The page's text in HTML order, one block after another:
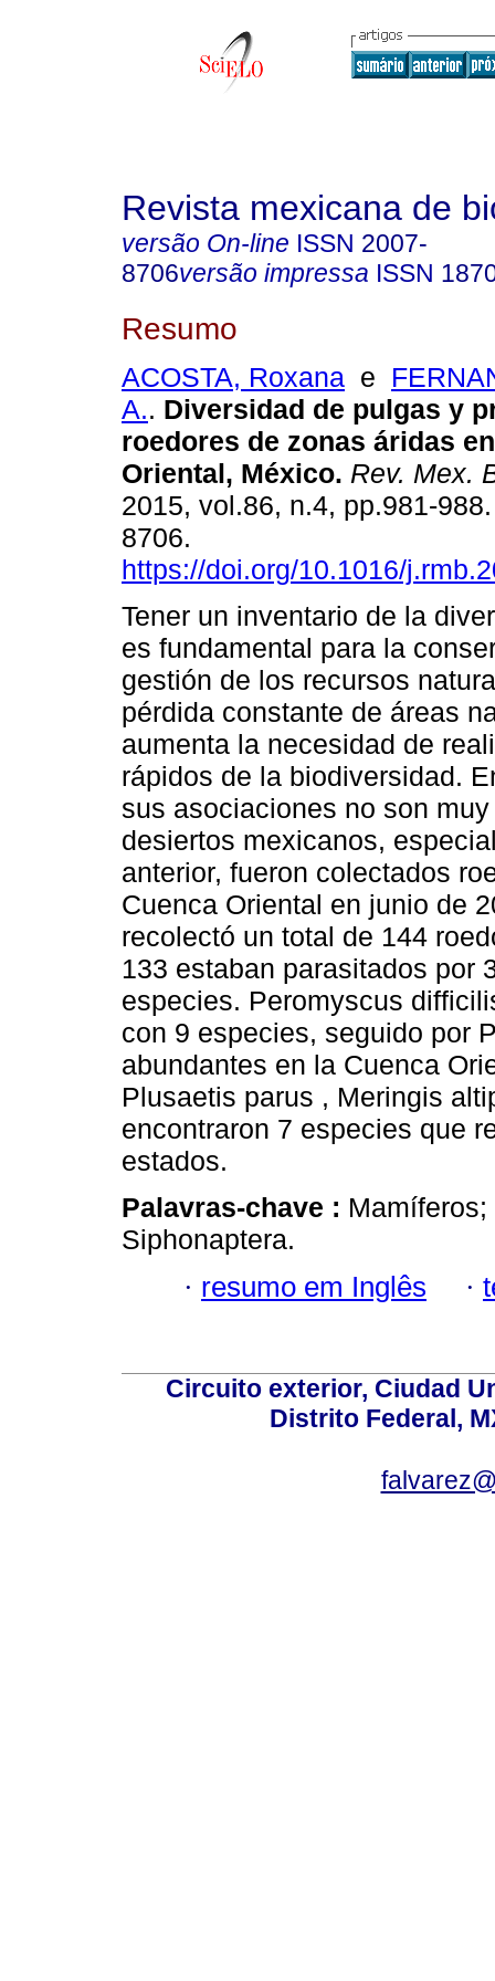
Revista mexicana de
versão On-line ISSN 2007-
8706versão impressa ISSN
Resumo
ACOSTA, Roxana e
A.. Diversidad de pulgas y
roedores de zonas áridas
Oriental, México. Rev. Mex.
2015, vol.86, n.4, pp.981-
8706.
https://doi.org/10.1016/
Tener un inventario de la
es fundamental para la
gestión de los recursos
pérdida constante de áreas
aumenta la necesidad de
rápidos de la biodiversidad.
sus asociaciones no son
desiertos mexicanos,
anterior, fueron colectados
Cuenca Oriental en junio de
recolectó un total de 144
133 estaban parasitados por
especies. Peromyscus
con 9 especies, seguido por
abundantes en la Cuenca
Plusaetis parus , Meringis
encontraron 7 especies que
estados.
Palavras-chave :
Siphonaptera.
· resumo em Inglês ·
Circuito exterior, Ciudad
Distrito Federal,